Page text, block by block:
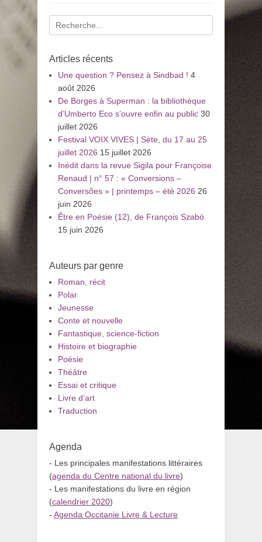
Recherche
pour
Articles récents
Une question ? Pensez à Sindbad ! 4
août 2026
De Borges à Superman : la bibliothèque
d’Umberto Eco s’ouvre enfin au public 30
juillet 2026
Festival VOIX VIVES | Sète, du 17 au 25
juillet 2026 15 juillet 2026
Inédit dans la revue Sigila pour Françoise
Renaud | n° 57 : « Conversions –
Conversões » | printemps – été 2026 26
juin 2026
Être en Poésie (12), de François Szabó
15 juin 2026
Auteurs par genre
Roman, récit
Polar
Jeunesse
Conte et nouvelle
Fantastique, science-fiction
Histoire et biographie
Poésie
Théâtre
Essai et critique
Livre d’art
Traduction
Agenda
- Les principales manifestations littéraires
(agenda du Centre national du livre)
- Les manifestations du livre en région
(calendrier 2020)
- Agenda Occitanie Livre & Lecture